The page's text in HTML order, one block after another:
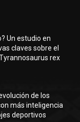
Un estudio en
claves sobre el
rex
de los
más inteligencia
deportivos